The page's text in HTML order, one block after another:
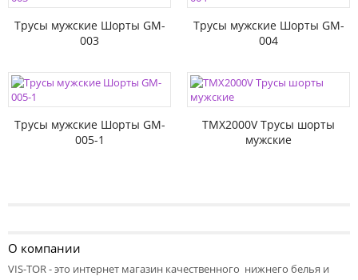
Трусы мужские Шорты GM-
003
Трусы мужские Шорты GM-
004
Трусы мужские Шорты GM-
005-1
TMX2000V Трусы шорты
мужские
О компании
VIS-TOR - это интернет магазин качественного нижнего белья и